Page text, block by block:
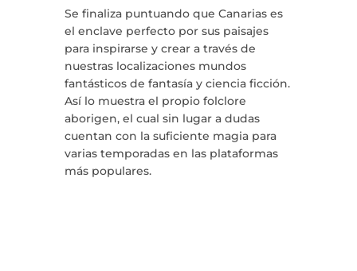
Se finaliza puntuando que Canarias es
el enclave perfecto por sus paisajes
para inspirarse y crear a través de
nuestras localizaciones mundos
fantásticos de fantasía y ciencia ficción.
Así lo muestra el propio folclore
aborigen, el cual sin lugar a dudas
cuentan con la suficiente magia para
varias temporadas en las plataformas
más populares.